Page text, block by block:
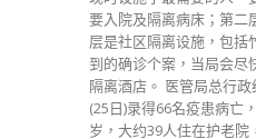
要入院及隔离病床；第二
层是社区隔离设施，包括
到的确诊个案，当局会尽
隔离酒店。 医管局总行
(25日)录得66名疫患病亡
岁，大约39人住在护老院